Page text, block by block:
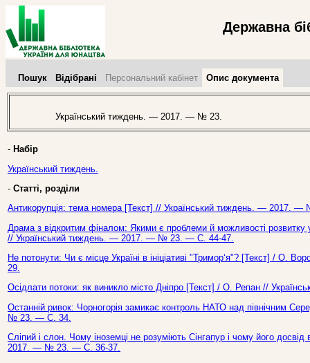
Державна
Пошук Відібрані Персональний кабінет Опис документа
Український тиждень. — 2017. — № 23.
- Набір
Український тиждень.
- Статті, розділи
Антикорупція: тема номера [Текст] // Український тиждень. — 2017.
Драма з відкритим фіналом: Якими є проблеми й можливості розвитку
// Український тиждень. — 2017. — № 23. — С. 44-47.
Не потонути: Чи є місце Україні в ініціативі "Тримор‘я"? [Текст] /
29.
Осідлати потоки: як виникло місто Дніпро [Текст] / О. Репан //
Останній ривок: Чорногорія замикає контроль НАТО над північним
№ 23. — С. 34.
Сліпий і слон. Чому іноземці не розуміють Сінгапур і чому його
2017. — № 23. — С. 36-37.